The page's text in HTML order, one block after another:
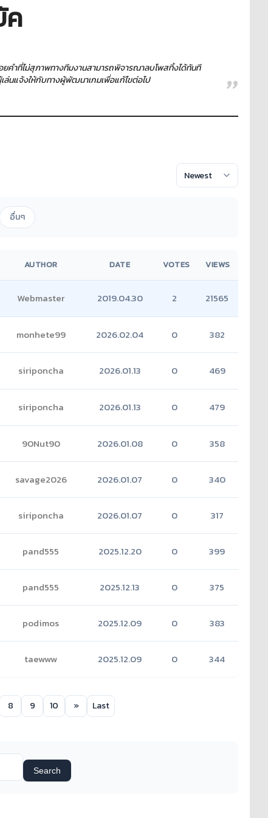
ค
คำที่ไม่สุภาพทางทีมงานสามารถพิจารณาลบโพสทิ้งได้ทันที
ล่นแจ้งให้กับทางผู้พัฒนาเกมเพื่อแก้ไขต่อไป
อื่นๆ
AUTHOR DATE VOTES VIEWS
Webmaster 2019.04.30 2 21565
monhete99 2026.02.04 0 382
siriponcha 2026.01.13 0 469
siriponcha 2026.01.13 0 479
90Nut90 2026.01.08 0 358
savage2026 2026.01.07 0 340
siriponcha 2026.01.07 0 317
pand555 2025.12.20 0 399
pand555 2025.12.13 0 375
podimos 2025.12.09 0 383
taewww 2025.12.09 0 344
8 9 10 » Last
Search